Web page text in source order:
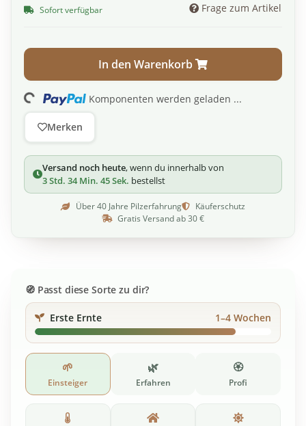
Passt diese Sorte zu dir?
Erste Ernte 1–4 Wochen
🌱
Einsteiger
🌿
Erfahren
🏵️
Profi
Sofort verfügbar Frage zum Artikel
In den Warenkorb
Komponenten werden geladen ...
Merken
Versand noch heute, wenn du innerhalb von
3 Std. 34 Min. 45 Sek. bestellst
Über 40 Jahre Pilzerfahrung
Käuferschutz
Gratis Versand ab 30 €